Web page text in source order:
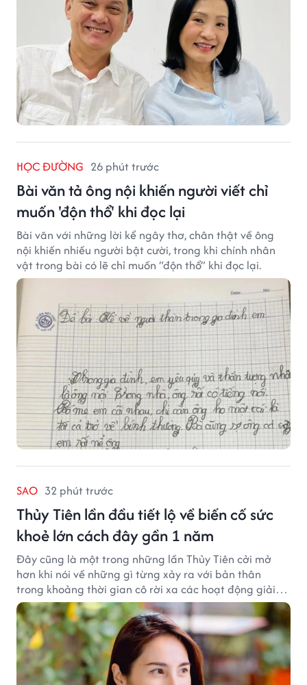
HỌC ĐƯỜNG 26 phút trước
Bài văn tả ông nội khiến người viết chỉ
muốn 'độn thổ' khi đọc lại
Bài văn với những lời kể ngây thơ, chân thật về ông
nội khiến nhiều người bật cười, trong khi chính nhân
vật trong bài có lẽ chỉ muốn “độn thổ” khi đọc lại.
SAO 32 phút trước
Thủy Tiên lần đầu tiết lộ về biến cố sức
khoẻ lớn cách đây gần 1 năm
Đây cũng là một trong những lần Thủy Tiên cởi mở
hơn khi nói về những gì từng xảy ra với bản thân
trong khoảng thời gian cô rời xa các hoạt động giải
trí.